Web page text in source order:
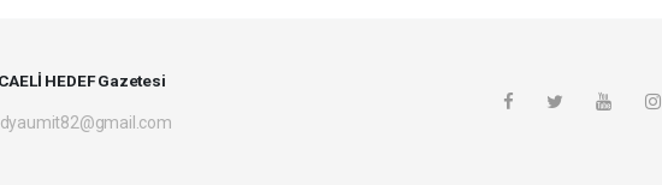
HEDEF Gazetesi